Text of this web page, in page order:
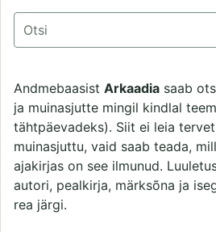
Otsing
Andmebaasist Arkaadia saab
ja muinasjutte mingil kindlal
tähtpäevadeks). Siit ei leia
muinasjuttu, vaid saab teada,
ajakirjas on see ilmunud.
autori, pealkirja, märksõna ja
rea järgi.